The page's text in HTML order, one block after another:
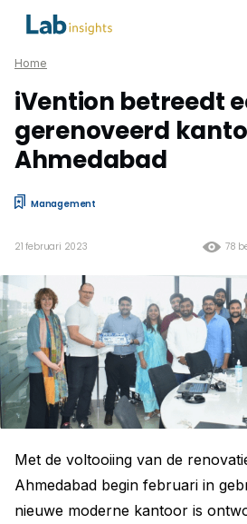
Home
iVention betreedt
gerenoveerd
Ahmedabad
Management
78
21 februari 2023
Met de voltooiing van de
Ahmedabad begin februari in
nieuwe moderne kantoor is